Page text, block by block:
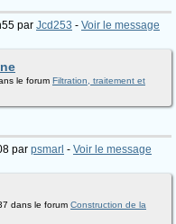
par Jcd253 - Voir le message
le forum Filtration, traitement et
par psmarl - Voir le message
dans le forum Construction de la